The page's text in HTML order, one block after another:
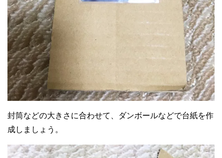
封筒などの大きさに合わせて、ダンボールなどで台紙を作
成しましょう。